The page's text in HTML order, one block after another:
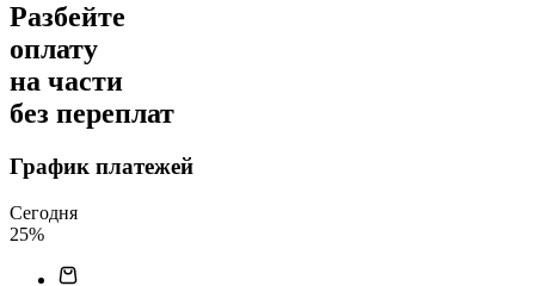
Разбейте
оплату
на части
без переплат
График платежей
Сегодня
25%